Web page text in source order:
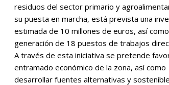
residuos del sector primario y
su puesta en marcha, está prevista una
estimada de 10 millones de euros, así
generación de 18 puestos de trabajos
A través de esta iniciativa se pretende
entramado económico de la zona, así como
desarrollar fuentes alternativas y